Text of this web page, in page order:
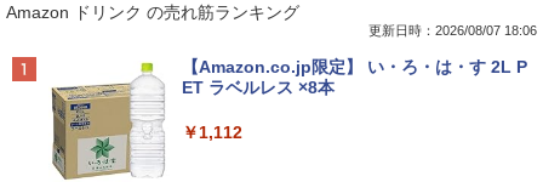
Anker Soundcore P40i ブラック
BRUCE WAYNE feat. Flo Milli, ATL Jacob
[Explicit]
￥250
Amazon ドリンク の売れ筋ランキング
更新日時：2026/08/07 18:06
【Amazon.co.jp限定】 い・ろ・は・す 2L P
ET ラベルレス ×8本
￥1,112